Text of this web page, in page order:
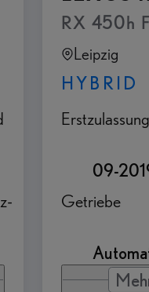
Assistenz
RX 450h
Leipzig
HYBRID
Erstzulassung
09-
Getriebe